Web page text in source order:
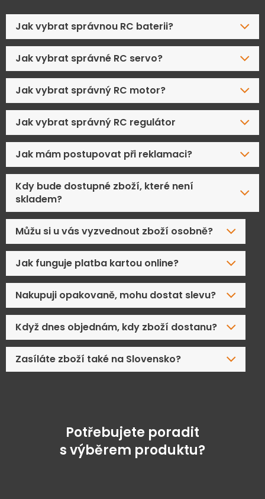
Jak vybrat správnou RC baterii?
Jak vybrat správné RC servo?
Jak vybrat správný RC motor?
Jak vybrat správný RC regulátor
Jak mám postupovat při reklamaci?
Kdy bude dostupné zboží, které není
skladem?
Můžu si u vás vyzvednout zboží osobně?
Jak funguje platba kartou online?
Nakupuji opakovaně, mohu dostat slevu?
Když dnes objednám, kdy zboží dostanu?
Zasíláte zboží také na Slovensko?
Potřebujete poradit
s výběrem produktu?